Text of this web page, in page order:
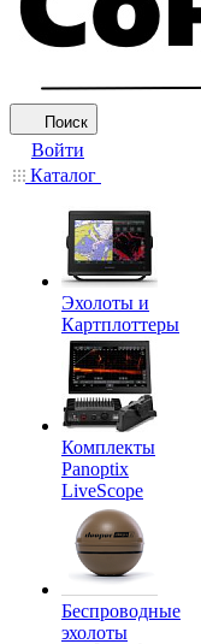
Поиск
Войти
Каталог
Эхолоты и
Картплоттеры
Комплекты
Panoptix
LiveScope
Беспроводные
эхолоты